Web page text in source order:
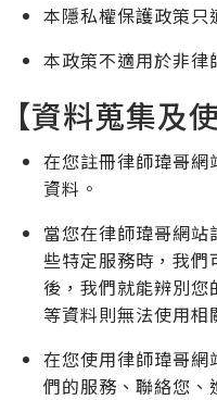
本隱私權保護政策
本政策不適用於非律
【資料蒐集及使
在您註冊律師瑋哥網
資料。
當您在律師瑋哥網
些特定服務時，我
後，我們就能辨別
等資料則無法使用
在您使用律師瑋哥
們的服務、聯絡您、